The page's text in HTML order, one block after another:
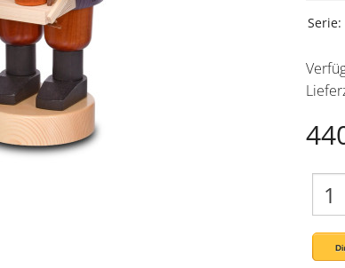
Serie: